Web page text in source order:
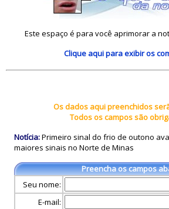
Este espaço é para você aprimorar a
Clique aquipara exibir os
Os dados aqui preenchidos
Todos os campos são
Notícia:Primeiro sinal do frio de outono
maiores sinais no Norte de Minas
Preencha os campos
Seu nome:
E-mail: